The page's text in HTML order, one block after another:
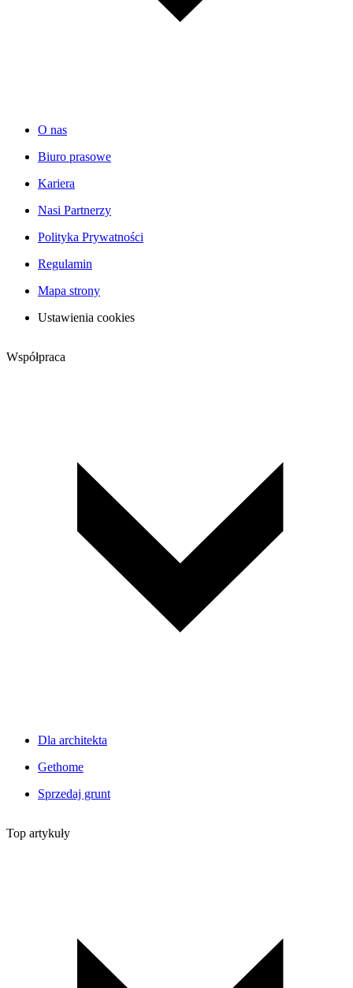
O nas
Biuro prasowe
Kariera
Nasi Partnerzy
Polityka Prywatności
Regulamin
Mapa strony
Ustawienia cookies
Współpraca
Dla architekta
Gethome
Sprzedaj grunt
Top artykuły